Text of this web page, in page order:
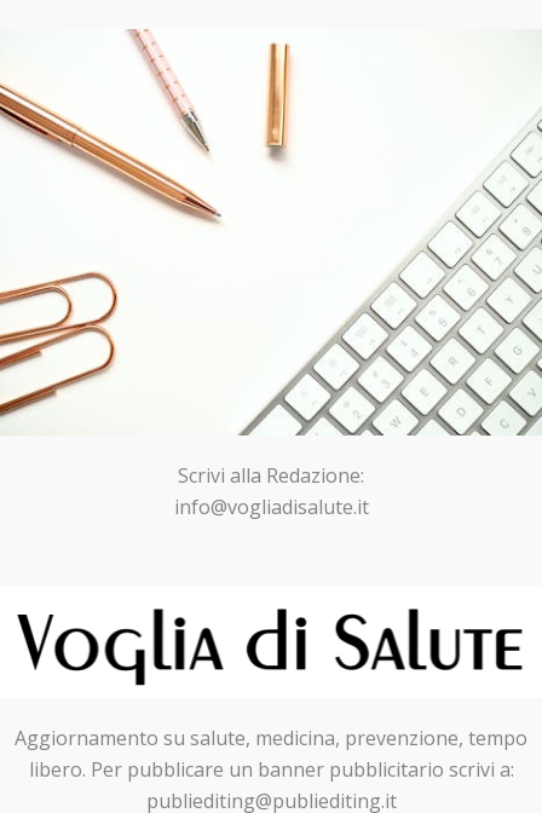
Scrivi alla Redazione:
info@vogliadisalute.it
Aggiornamento su salute, medicina, prevenzione, tempo
libero. Per pubblicare un banner pubblicitario scrivi a:
publiediting@publiediting.it